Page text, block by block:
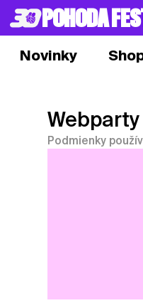
POHODA
Novinky
Webparty
Podmienky